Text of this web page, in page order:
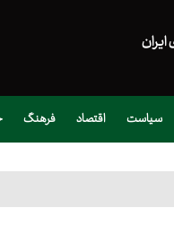
سیاست اقتصاد فرهنگ